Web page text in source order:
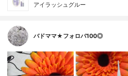
アイラッシュグルー
バドママ★フォロバ100◎